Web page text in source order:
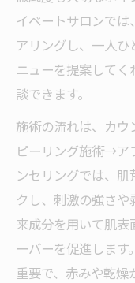
イベートサロンで
アリングし、一人
ニューを提案して
談できます。
施術の流れは、カ
ピーリング施術→ア
ンセリングでは、
クし、刺激の強さ
来成分を用いて肌
ーバーを促進しま
重要で、赤みや乾